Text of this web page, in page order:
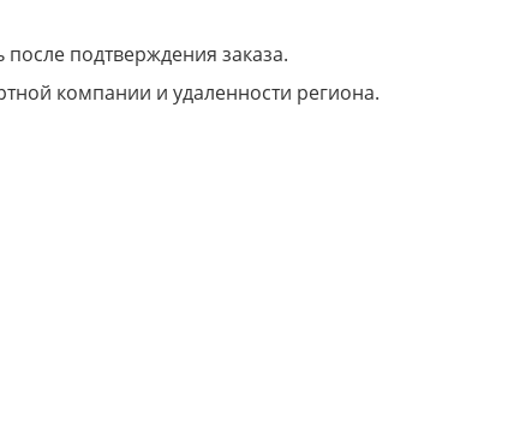
подтверждения заказа.
компании и удаленности региона.